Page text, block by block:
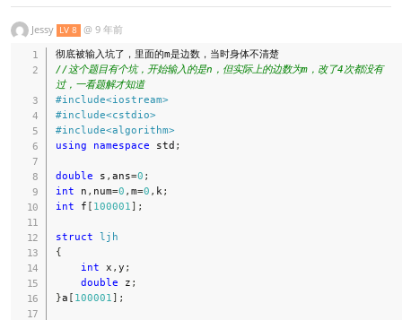
Jessy LV 8 @ 9 年前
彻底被输入坑了，里面的m是边数，当时身体不清楚
//这个题目有个坑，开始输入的是n，但实际上的边数为m，改了4次都没有
过，一看题解才知道
#include<iostream>
#include<cstdio>
#include<algorithm>
using
namespace std ;
double s , ans=0 ;
int n , num=0 , m=0 , k ;
int f [ 100001 ] ;
struct ljh
{
int x , y ;
double z ;
}a [ 100001 ] ;